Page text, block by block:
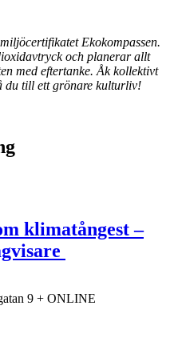
Ekokompassen.
och planerar allt
med eftertanke. Åk kollektivt
du till ett grönare kulturliv!
klimatångest –
9 + ONLINE